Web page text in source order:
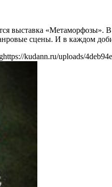
выставка
сцены. И в каждом
https://kudann.ru/uploads/